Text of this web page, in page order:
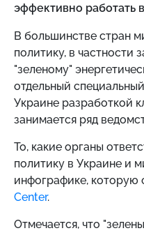
эффективно работать
В большинстве стран
политику, в частности
"зеленому"
отдельный
Украине разработкой
занимается ряд
То, какие органы
политику в Украине и
инфографике, которую
Center.
Отмечается, что